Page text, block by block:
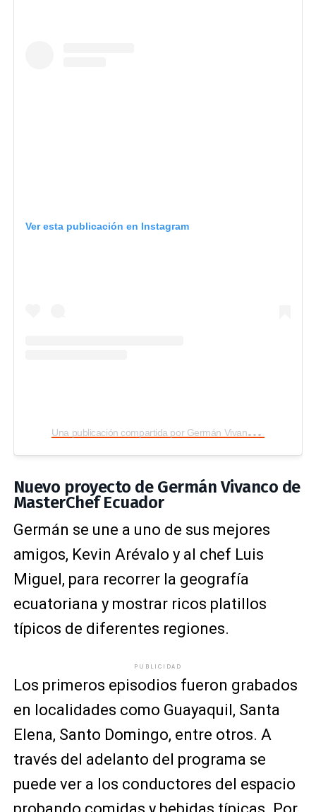
Ver esta publicación en Instagram
U
na publicación compartida por Germán Vivanco (@germanvivancog)
Nuevo proyecto de Germán Vivanco de
MasterChef Ecuador
Germán se une a uno de sus mejores
amigos, Kevin Arévalo y al chef Luis
Miguel, para recorrer la geografía
ecuatoriana y mostrar ricos platillos
típicos de diferentes regiones.
PUBLICIDAD
Los primeros episodios fueron grabados
en localidades como Guayaquil, Santa
Elena, Santo Domingo, entre otros. A
través del adelanto del programa se
puede ver a los conductores del espacio